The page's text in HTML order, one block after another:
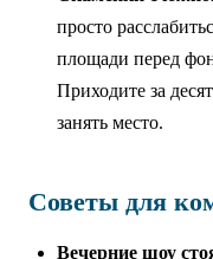
просто
площади перед
Приходите за
занять место.
Советы для
Вечерние шоу